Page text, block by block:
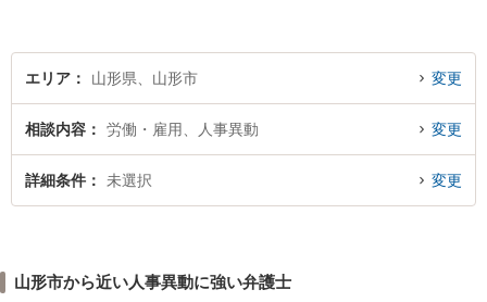
エリア 山形県、山形市 変更
相談内容 労働・雇用、人事異動 変更
詳細条件 未選択 変更
山形市から近い人事異動に強い弁護士